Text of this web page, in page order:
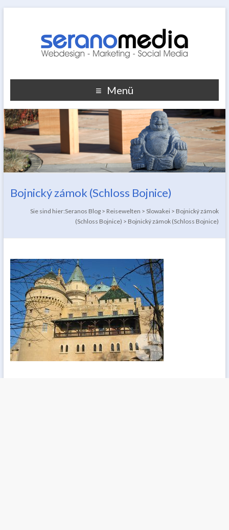
Menü
Bojnický zámok (Schloss Bojnice)
Sie sind hier:Seranos Blog > Reisewelten >Slowakei > Bojnický zámok
(Schloss Bojnice) > Bojnický zámok (Schloss Bojnice)